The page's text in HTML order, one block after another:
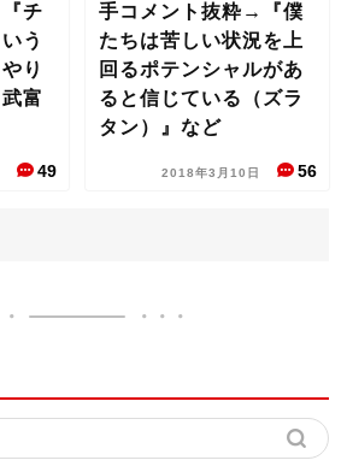
チ
う
り
富
49
手コメント抜粋→『僕
たちは苦しい状況を上
回るポテンシャルがあ
ると信じている（ズラ
タン）』など
2018年3月10日 56